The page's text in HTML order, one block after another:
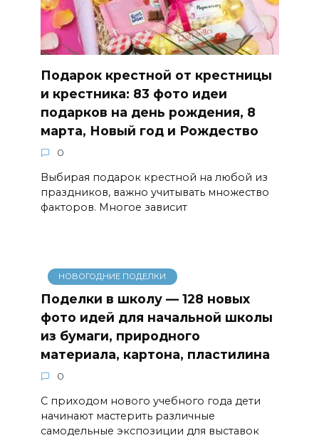
Подарок крестной от крестницы
и крестника: 83 фото идеи
подарков на день рождения, 8
марта, Новый год и Рождество
0
Выбирая подарок крестной на любой из
праздников, важно учитывать множество
факторов. Многое зависит
НОВОГОДНИЕ ПОДЕЛКИ
Поделки в школу — 128 новых
фото идей для начальной школы
из бумаги, природного
материала, картона, пластилина
0
С приходом нового учебного года дети
начинают мастерить различные
самодельные экспозиции для выставок